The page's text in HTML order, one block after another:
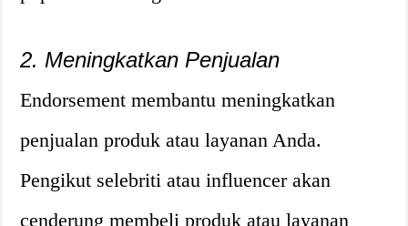
2. Meningkatkan Penjualan
Endorsement membantu meningkatkan
penjualan produk atau layanan Anda.
Pengikut selebriti atau influencer akan
cenderung membeli produk atau layanan